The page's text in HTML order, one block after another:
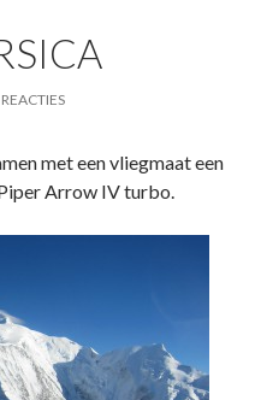
met een vliegmaat een
Arrow IV turbo.